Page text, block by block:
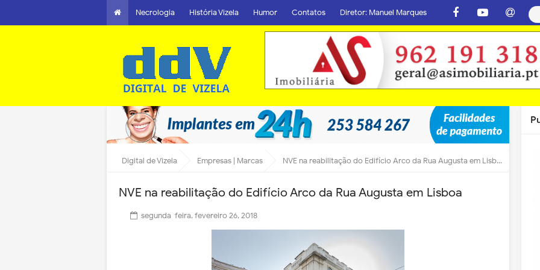
Necrologia História Vizela Humor Contatos Diretor: Manuel Marques
Digital de Vizela Empresas | Marcas NVE na reabilitação do Edifício Arco da Rua Augusta em Lisboa
NVE na reabilitação do Edifício Arco da Rua Augusta em Lisboa
segunda-feira, fevereiro 26, 2018